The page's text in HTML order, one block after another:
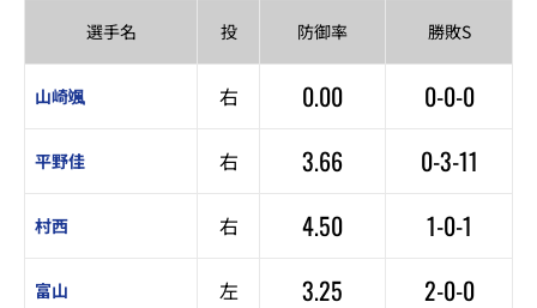
選手名 投 防御率 勝敗S
山崎颯 右 0.00 0-0-0
平野佳 右 3.66 0-3-11
村西 右 4.50 1-0-1
富山 左 3.25 2-0-0